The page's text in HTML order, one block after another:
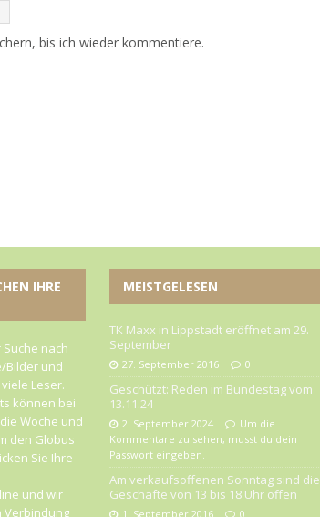
bis ich wieder kommentiere.
IHRE
nach
Bilder und
Leser.
können bei
Woche und
den Globus
Sie Ihre
und wir
Verbindung
MEISTGELESEN
TK Maxx in Lippstadt eröffnet am 29.
September
27. September 2016 0
Geschützt: Reden im Bundestag vom
13.11.24
2. September 2024
Um die
Kommentare zu sehen, musst du dein
Passwort eingeben.
Am verkaufsoffenen Sonntag sind die
Geschäfte von 13 bis 18 Uhr offen
1. September 2016 0